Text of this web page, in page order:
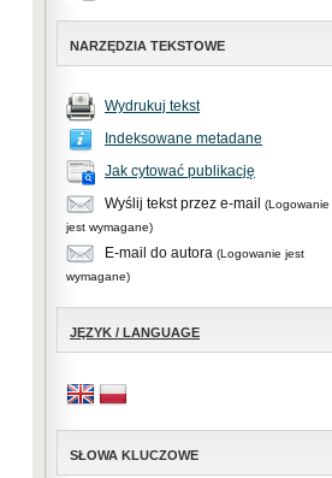
NARZĘDZIA TEKSTOWE
Wydrukuj tekst
Indeksowane metadane
Jak cytować publikację
Wyślij tekst przez e-mail
(Logowanie
jest wymagane)
E-mail do autora (Logowanie jest
wymagane)
JĘZYK / LANGUAGE
SŁOWA KLUCZOWE